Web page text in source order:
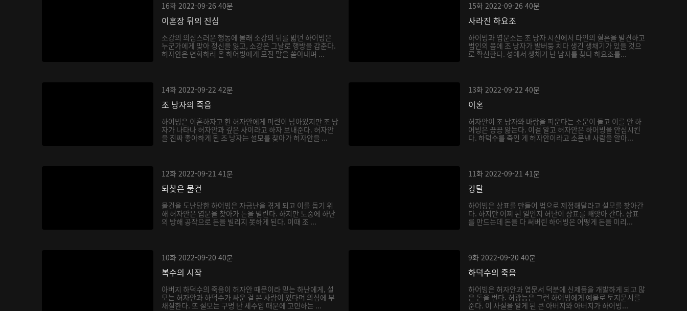
16화 2022-09-26 40분
이혼장 뒤의 진심
소강의 의심스러운 행동에 몰래 소강의 뒤를 밟던 하어빙은
누군가에게 맞아 정신을 잃고, 소강은 그날로 행방을 감춘다.
허자안은 면회하러 온 하어빙에게 모진 말을 쏟아내며 ...
15화 2022-09-26 40분
사라진 하요조
하어빙과 엽문소는 조 낭자 시신에서 타인의 혈흔을 발견하고
범인의 몸에 조 낭자가 발버둥 치다 생긴 생채기가 있을 것으
로 확신한다. 성에서 생채기 난 남자를 찾다 하요조를...
14화 2022-09-22 42분
조 낭자의 죽음
하어빙은 이혼하자고 한 허자안에게 미련이 남아있지만 조 낭
자가 나타나 허자안과 깊은 사이라고 하자 보내준다. 허자안
을 진짜 좋아하게 된 조 낭자는 설모를 찾아가 허자안을 ...
13화 2022-09-22 40분
이혼
허자안이 조 낭자와 바람을 피운다는 소문이 돌고 이를 안 하
어빙은 끙끙 앓는다. 이걸 알고 허자안은 하어빙을 안심시킨
다. 하덕수를 죽인 게 허자안이라고 소문낸 사람을 알아...
12화 2022-09-21 41분
되찾은 물건
물건을 도난당한 하어빙은 자금난을 겪게 되고 이를 돕기 위
해 허자안은 엽문을 찾아가 돈을 빌린다. 하지만 도중에 하난
의 방해 공작으로 돈을 빌리지 못하게 된다. 이때 조 ...
11화 2022-09-21 41분
강탈
하어빙은 상표를 만들어 법으로 제정해달라고 설모를 찾아간
다. 하지만 어찌 된 일인지 허난이 상표를 빼앗아 간다. 상표
를 만드는데 돈을 다 써버린 하어빙은 어떻게 돈을 미리...
10화 2022-09-20 40분
복수의 시작
아버지 하덕수의 죽음이 허자안 때문이라 믿는 하난에게, 설
모는 허자안과 하덕수가 싸운 걸 본 사람이 있다며 의심에 부
채질한다. 또 설모는 구멍 난 세수입 때문에 고민하는 ...
9화 2022-09-20 40분
하덕수의 죽음
하어빙은 허자안과 엽문서 덕분에 신제품을 개발하게 되고 많
은 돈을 번다. 허광능은 그런 하어빙에게 예물로 토지문서를
준다. 이 사실을 알게 된 큰 아버지와 아버지가 하어빙...